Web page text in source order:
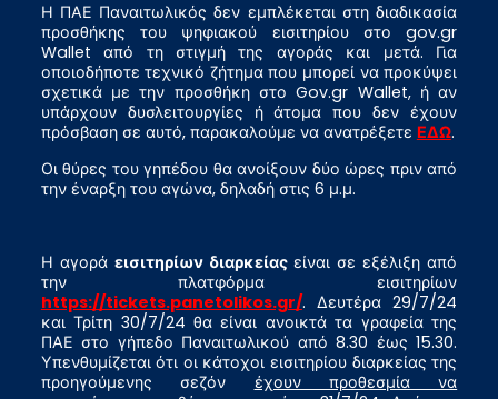
Η ΠΑΕ Παναιτωλικός δεν εμπλέκεται στη διαδικασία
προσθήκης του ψηφιακού εισιτηρίου στο gov.gr
Wallet από τη στιγμή της αγοράς και μετά. Για
οποιοδήποτε τεχνικό ζήτημα που μπορεί να προκύψει
σχετικά με την προσθήκη στο Gov.gr Wallet, ή αν
υπάρχουν δυσλειτουργίες ή άτομα που δεν έχουν
πρόσβαση σε αυτό, παρακαλούμε να ανατρέξετε ΕΔΩ.
Οι θύρες του γηπέδου θα ανοίξουν δύο ώρες πριν από
την έναρξη του αγώνα, δηλαδή στις 6 μ.μ.
Η αγορά εισιτηρίων διαρκείαςείναι σε εξέλιξη από
την πλατφόρμα εισιτηρίων
https://tickets.panetolikos.gr/. Δευτέρα 29/7/24
και Τρίτη 30/7/24 θα είναι ανοικτά τα γραφεία της
ΠΑΕ στο γήπεδο Παναιτωλικού από 8.30 έως 15.30.
Υπενθυμίζεται ότι οι κάτοχοι εισιτηρίου διαρκείας της
προηγούμενης σεζόν έχουν προθεσμία να